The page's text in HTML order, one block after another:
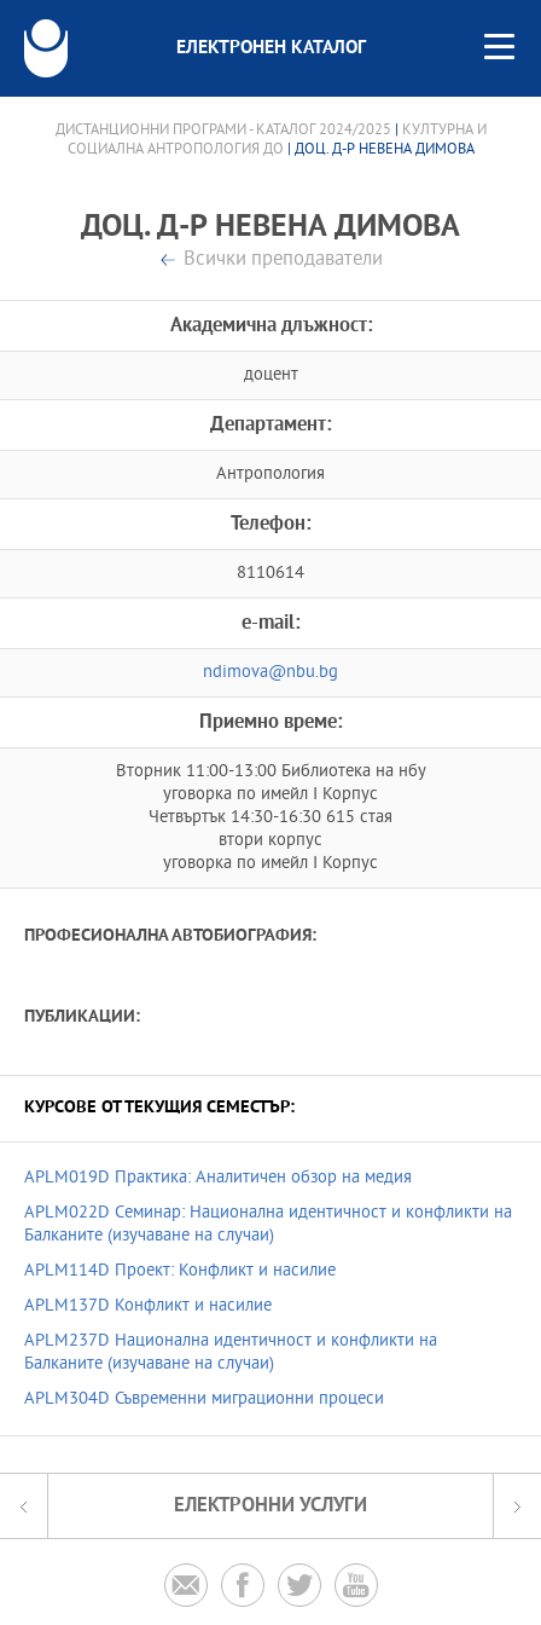
ЕЛЕКТРОНЕН КАТАЛОГ
ДИСТАНЦИОННИ ПРОГРАМИ - КАТАЛОГ 2024/2025
КУЛТУРНА И
СОЦИАЛНА АНТРОПОЛОГИЯ ДО | ДОЦ. Д-Р НЕВЕНА ДИМОВА
ДОЦ. Д-Р НЕВЕНА ДИМОВА
Всички преподаватели
Академична длъжност:
доцент
Департамент:
Антропология
Телефон:
8110614
e-mail:
ndimova@nbu.bg
Приемно време:
Вторник 11:00-13:00 Библиотека на нбу
уговорка по имейл I Корпус
Четвъртък 14:30-16:30 615 стая
втори корпус
уговорка по имейл I Корпус
ПРОФЕСИОНАЛНА АВТОБИОГРАФИЯ:
ПУБЛИКАЦИИ:
КУРСОВЕ ОТ ТЕКУЩИЯ СЕМЕСТЪР:
APLM019D Практика: Аналитичен обзор на медия
APLM022D Семинар: Национална идентичност и конфликти на
Балканите (изучаване на случаи)
APLM114D Проект: Конфликт и насилие
APLM137D Конфликт и насилие
APLM237D Национална идентичност и конфликти на
Балканите (изучаване на случаи)
APLM304D Съвременни миграционни процеси
ЕЛЕКТРОННИ УСЛУГИ
   